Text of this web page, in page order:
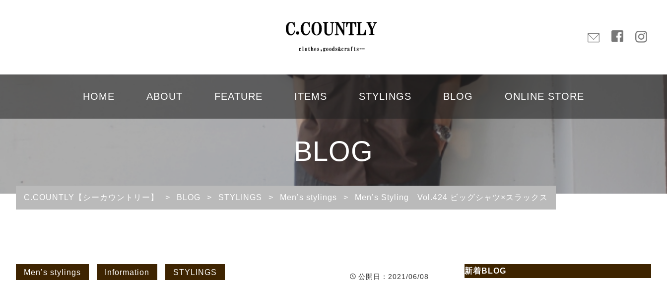
HOME ABOUT FEATURE ITEMS STYLINGS BLOG ONLINE STORE
BLOG
C.COUNTLY【シーカウントリー】 > BLOG > STYLINGS > Men’s stylings > Men’s Styling Vol.424 ビッグシャツ×スラックス
Men’s stylings Information STYLINGS
公開日 ：2021/06/08
新着BLOG